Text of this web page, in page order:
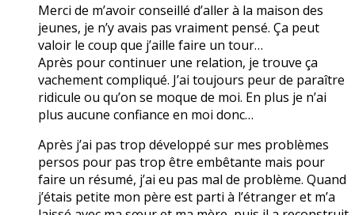
Merci de m’avoir conseillé d’aller à la maison des
jeunes, je n’y avais pas vraiment pensé. Ça peut
valoir le coup que j’aille faire un tour…
Après pour continuer une relation, je trouve ça
vachement compliqué. J’ai toujours peur de paraître
ridicule ou qu’on se moque de moi. En plus je n’ai
plus aucune confiance en moi donc…
Après j’ai pas trop développé sur mes problèmes
persos pour pas trop être embêtante mais pour
faire un résumé, j’ai eu pas mal de problème. Quand
j’étais petite mon père est parti à l’étranger et m’a